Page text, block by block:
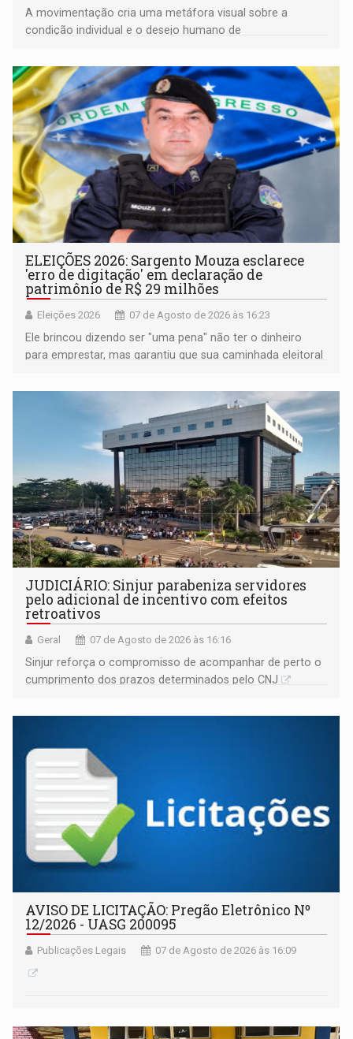
A movimentação cria uma metáfora visual sobre a
condição individual e o desejo humano de
ELEIÇÕES 2026: Sargento Mouza esclarece
'erro de digitação' em declaração de
patrimônio de R$ 29 milhões
Eleições 2026 07 de Agosto de 2026 às 16:23
Ele brincou dizendo ser "uma pena" não ter o dinheiro
para emprestar, mas garantiu que sua caminhada eleitoral
JUDICIÁRIO: Sinjur parabeniza servidores
pelo adicional de incentivo com efeitos
retroativos
Geral 07 de Agosto de 2026 às 16:16
Sinjur reforça o compromisso de acompanhar de perto o
cumprimento dos prazos determinados pelo CNJ
AVISO DE LICITAÇÃO: Pregão Eletrônico Nº
12/2026 - UASG 200095
Publicações Legais 07 de Agosto de 2026 às 16:09